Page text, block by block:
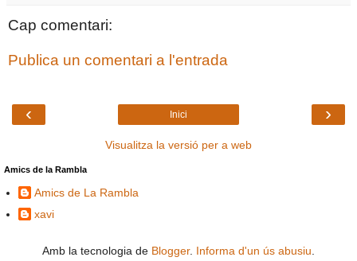
Cap comentari:
Publica un comentari a l'entrada
‹ ›
Inici
Visualitza la versió per a web
Amics de la Rambla
Amics de La Rambla
xavi
Amb la tecnologia de Blogger. Informa d'un ús abusiu